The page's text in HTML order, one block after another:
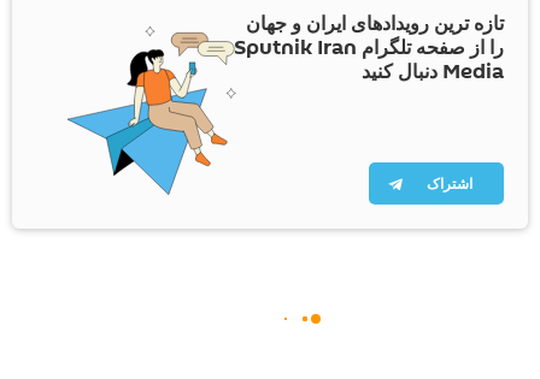
تازه ترین رویدادهای ایران و جهان
را از صفحه تلگرام Sputnik Iran
Media دنبال کنید
اشتراک